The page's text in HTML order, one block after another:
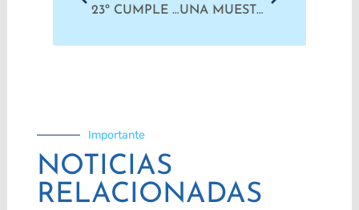
23º CUMPLE CARNAVAL DE LUDUEÑA: POCHO VIVE EN LA CARA DE QUIENES LUCHAN UNA MUESTRA PARA VISIBILIZAR LO QUE QUIERE VOLVER A OCULTARSE
Importante
NOTICIAS
RELACIONADAS